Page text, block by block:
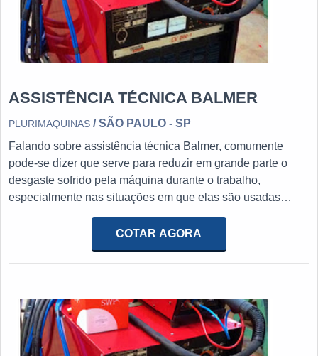
ASSISTÊNCIA TÉCNICA BALMER
PLURIMAQUINAS / SÃO PAULO - SP
Falando sobre assistência técnica Balmer, comumente
pode-se dizer que serve para reduzir em grande parte o
desgaste sofrido pela máquina durante o trabalho,
especialmente nas situações em que elas são usadas
máquina não esteja à disposição pode representar grandes
perdas, de modo que efetuar manutenções evita prejuízos
ou evitar falhas existentes. O SERVIÇO OFERECE
máquinas de solda é realizado de forma lenta, os setores
industriais que necessitam do bom desempenho da
máquina não poderão contar com esse item por um tempo
significativo, o que irá reduzir a produtividade destes
COTAR AGORA